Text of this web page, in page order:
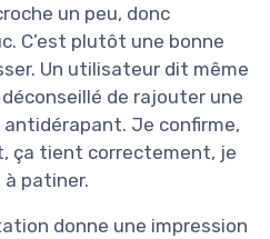
un peu, donc
C’est plutôt une bonne
Un utilisateur dit même
de rajouter une
antidérapant. Je confirme,
ça tient correctement, je
à patiner.
donne une impression